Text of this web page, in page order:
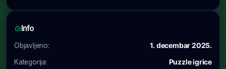
Info
Objavljeno: 1. decembar 2025.
Kategorija: Puzzle igrice